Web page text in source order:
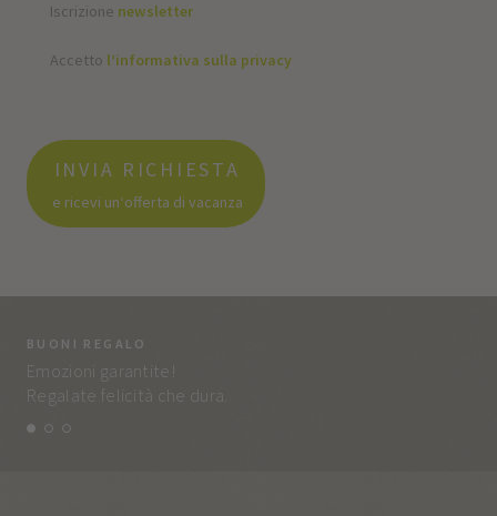
Iscrizione newsletter
Accetto l’informativa sulla privacy
INVIA RICHIESTA
e ricevi un‘offerta di vacanza
BUONI REGALO
Emozioni garantite!
Regalate felicità che dura.